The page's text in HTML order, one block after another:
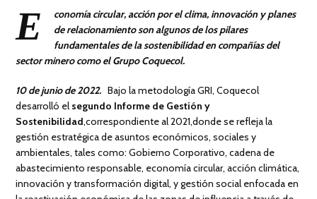
E
conomía circular, acción por el clima, innovación y planes
de relacionamiento son algunos de los pilares
fundamentales de la sostenibilidad en compañías del
sector minero como el Grupo Coquecol.
10 de junio de 2022. Bajo la metodología GRI, Coquecol
desarrolló el segundo Informe de Gestión y
Sostenibilidad,correspondiente al 2021,donde se refleja la
gestión estratégica de asuntos económicos, sociales y
ambientales, tales como: Gobierno Corporativo, cadena de
abastecimiento responsable, economía circular, acción climática,
innovación y transformación digital, y gestión social enfocada en